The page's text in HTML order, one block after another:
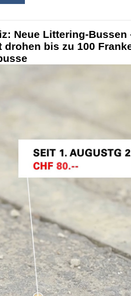
Neue Littering-Bussen
drohen bis zu 100